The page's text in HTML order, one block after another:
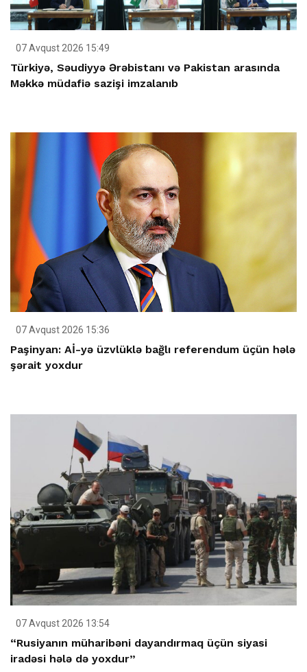
07 Avqust 2026 15:49
Türkiyə, Səudiyyə Ərəbistanı və Pakistan arasında
Məkkə müdafiə sazişi imzalanıb
07 Avqust 2026 15:36
Paşinyan: Aİ-yə üzvlüklə bağlı referendum üçün hələ
şərait yoxdur
07 Avqust 2026 13:54
“Rusiyanın müharibəni dayandırmaq üçün siyasi
iradəsi hələ də yoxdur”